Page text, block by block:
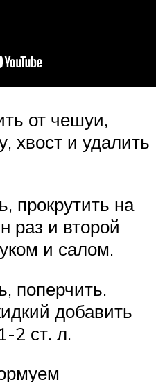
от чешуи,
хвост и удалить
прокрутить на
раз и второй
и салом.
поперчить.
добавить
2 ст. л.